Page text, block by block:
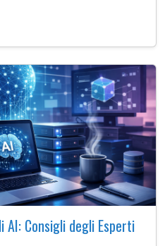
AI: Consigli degli Esperti